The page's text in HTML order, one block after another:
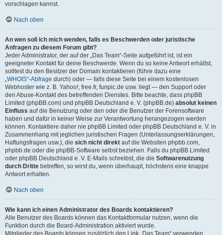
vorschlagen kannst.
Nach oben
An wen soll ich mich wenden, falls es Beschwerden oder juristische
Anfragen zu diesem Forum gibt?
Jeder Administrator, der auf der „Das Team“-Seite aufgeführt ist, ist ein
geeigneter Kontakt für deine Beschwerde. Wenn du so keine Antwort erhältst,
solltest du den Besitzer der Domain kontaktieren (führe dazu eine
„WHOIS“-Abfrage durch) oder — falls diese Seite bei einem kostenlosen
Webhoster wie z. B. Yahoo!, free.fr, funpic.de usw. liegt — den Support oder
den Abuse-Kontakt des betreffenden Dienstes. Bitte beachte, dass phpBB
Limited (phpBB.com) und phpBB Deutschland e. V. (phpBB.de) absolut keinen
Einfluss auf die Benutzung oder den oder die Benutzer der Forensoftware
haben und dafür in keiner Weise zur Verantwortung herangezogen werden
können. Kontaktiere daher nie phpBB Limited oder phpBB Deutschland e. V. in
Zusammenhang mit jeglichen juristischen Fragen (Unterlassungserklärungen,
Haftungsfragen usw.), die sich nicht direkt auf die Websiten phpbb.com,
phpbb.de oder die phpBB-Software selbst beziehen. Falls du phpBB Limited
oder phpBB Deutschland e. V. E-Mails schreibst, die die Softwarenutzung
durch Dritte betreffen, so wirst du, wenn überhaupt, höchstens eine knappe
Antwort erhalten.
Nach oben
Wie kann ich einen Administrator des Boards kontaktieren?
Alle Benutzer des Boards können das Kontaktformular nutzen, wenn die
Funktion durch die Board-Administration aktiviert wurde.
Mitglieder des Boards können zusätzlich den Link „Das Team“ verwenden.